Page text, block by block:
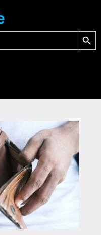
Botón de